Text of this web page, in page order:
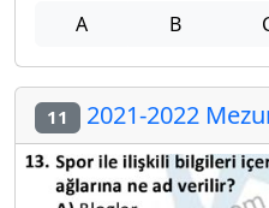
A B
11 2021-2022